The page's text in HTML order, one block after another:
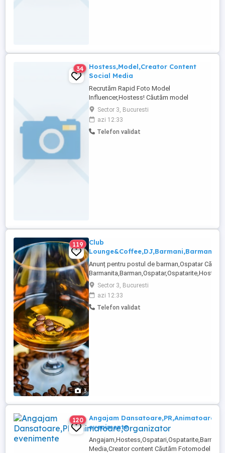
34
Hostess,Model,Creator Content
Social Media
Recrutăm Rapid Foto Model
Influencer,Hostess! Căutăm model
influencer pentru prezentare produse și
servicii în domeniul Auto & HoReCa,
pentru conținut social media Prezență
îngrijită Carismă și naturalețe în fața
Sector 3, Bucuresti
azi 12:33
Telefon validat
3
119
Club
Anunț pentru postul de barman,Ospatar
pasionati pentru a se alătura echipei noastre
industria ospitalității, sunteți creativ și vă place
vă invităm să aplicați pentru acest post. Pentru
Sector 3, Bucuresti
azi 12:33
Telefon validat
120
Angajam
evenimente
Media,Creator content Căutăm Fotomodel